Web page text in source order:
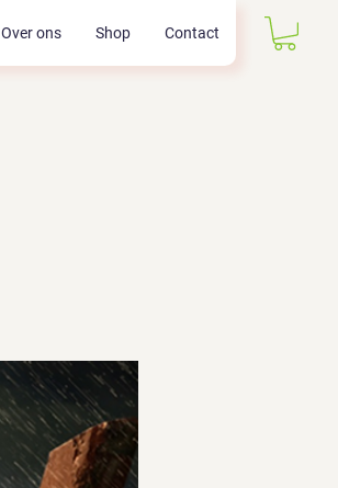
Over ons Shop Contact